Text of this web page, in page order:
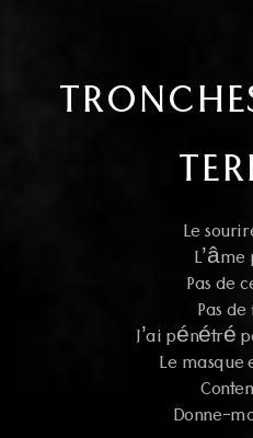
Le
Pas de
Pas
J’ai pénétré
Le
Donne-